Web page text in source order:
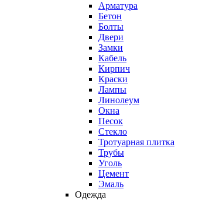
Арматура
Бетон
Болты
Двери
Замки
Кабель
Кирпич
Краски
Лампы
Линолеум
Окна
Песок
Стекло
Тротуарная плитка
Трубы
Уголь
Цемент
Эмаль
Одежда